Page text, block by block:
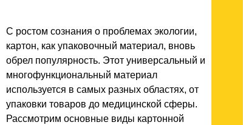
С ростом сознания о проблемах экологии,
картон, как упаковочный материал, вновь
обрел популярность. Этот универсальный и
многофункциональный материал
используется в самых разных областях, от
упаковки товаров до медицинской сферы.
Рассмотрим основные виды картонной